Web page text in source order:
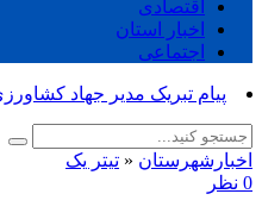
اقتصادی
اخبار استان
اجتماعی
پیام تبریک مدیر جهاد
اخبارشهرستان « تیتر یک
0 نظر